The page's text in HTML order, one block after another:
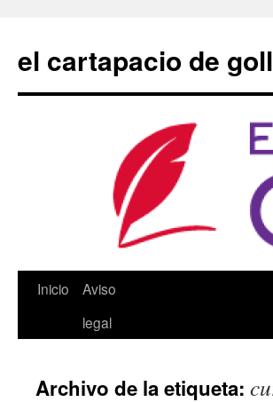
contenido
el cartapacio de
Inicio
Aviso
legal
Archivo de la etiqueta: